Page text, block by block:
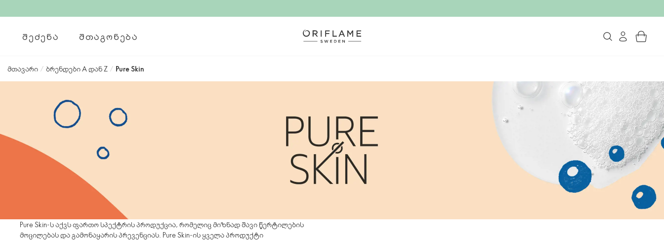
ᲨᲔᲫᲔᲜᲐ ᲨᲗᲐᲒᲝᲜᲔᲑᲐ
მთავარი / ბრენდები А დან Z / Pure Skin
Pure Skin-ს აქვს ფართო სპექტრის პროდუქცია, რომელიც მიზნად შავი წერტილების
მოცილებას და გამონაყარის პრევენციას. Pure Skin-ის ყველა პროდუქტი